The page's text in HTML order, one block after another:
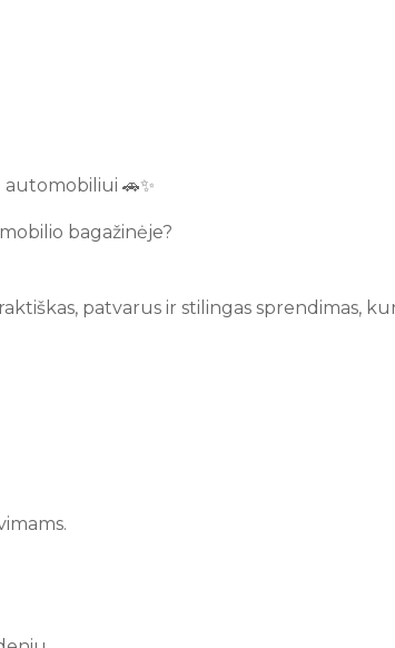
automobiliui 🚗✨
bagažinėje?
patvarus ir stilingas sprendimas,